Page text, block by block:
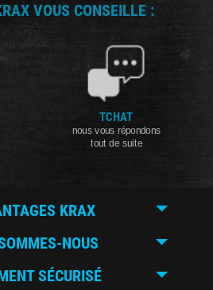
VOUS CONSEILLE :
TCHAT
nous vous répondons
tout de suite
KRAX
NOUS
SÉCURISÉ